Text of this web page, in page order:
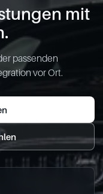
mit
passenden
vor Ort.